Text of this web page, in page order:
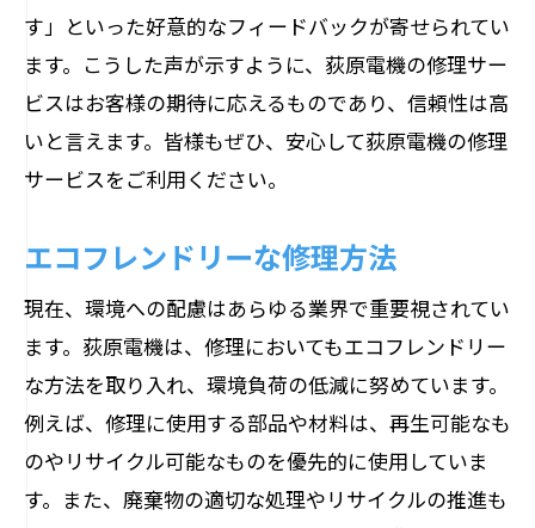
地域密着の荻原電機が提供する安心の機械修
理サービス
長野県内での豊富な実績
地域密着だからこその迅速対応
地元企業との強いパートナーシップ
お客様の声を大切にする姿勢
地域イベントでの交流
修理のプロフェッショナル荻原電機が長野県
で支持される理由
お客様のニーズに応える対応力
地域密着型の信頼サービス
す」といった好意的なフィードバックが寄せられてい
ます。こうした声が示すように、荻原電機の修理サー
ビスはお客様の期待に応えるものであり、信頼性は高
いと言えます。皆様もぜひ、安心して荻原電機の修理
サービスをご利用ください。
エコフレンドリーな修理方法
現在、環境への配慮はあらゆる業界で重要視されてい
ます。荻原電機は、修理においてもエコフレンドリー
な方法を取り入れ、環境負荷の低減に努めています。
例えば、修理に使用する部品や材料は、再生可能なも
のやリサイクル可能なものを優先的に使用していま
す。また、廃棄物の適切な処理やリサイクルの推進も